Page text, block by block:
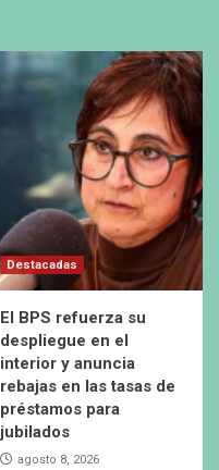
Destacadas
El BPS refuerza su
despliegue en el
interior y anuncia
rebajas en las tasas de
préstamos para
jubilados
agosto 8, 2026